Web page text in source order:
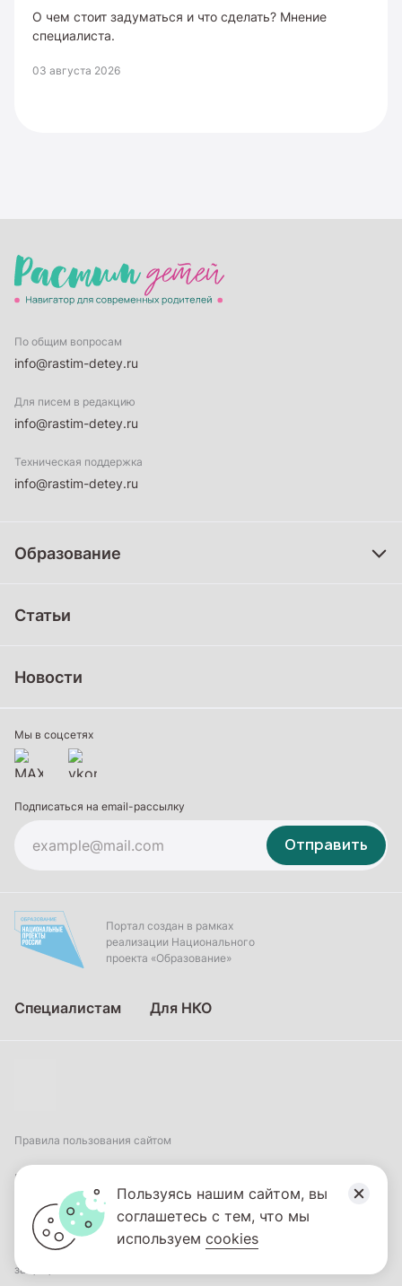
О чем стоит задуматься и что сделать? Мнение
специалиста.
03 августа 2026
По общим вопросам
info@rastim-detey.ru
Для писем в редакцию
info@rastim-detey.ru
Техническая поддержка
info@rastim-detey.ru
Образование
Дополнительное образование
Статьи
Новости
Мы в соцсетях
Подписаться на email-рассылку
Отправить
Портал создан в рамках
реализации Национального
проекта «Образование»
Специалистам Для НКО
Правила пользования сайтом
Пользовательское соглашение
Политика обработки персональных данных
© ФГБНУ «Институт коррекционной педагогики». Все права
защищены.
Пользуясь нашим сайтом, вы
соглашетесь с тем, что мы
используем cookies